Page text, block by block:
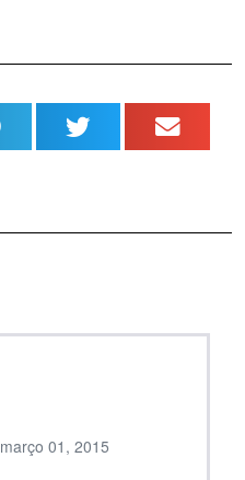
março 01, 2015